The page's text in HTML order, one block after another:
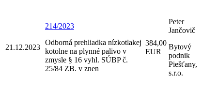
21.12.2023
214/2023
Odborná prehliadka nízkotlakej
kotolne na plynné palivo v
zmysle § 16 vyhl. SÚBP č.
25/84 ZB. v znen
384,00
EUR
Peter
Jančovič
Bytový
podnik
Piešťany,
s.r.o.